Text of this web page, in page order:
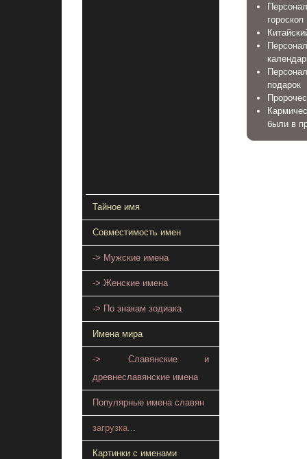
гороскоп
подарок
были в
Тайное имя
Совместимость имен
-> Мужские имена
-> Женские имена
-> По знакам зодиака
Имена мира
-> Славянские и
древнеславянские имена
Популярные имена славян
загрузка...
Картинки с именами